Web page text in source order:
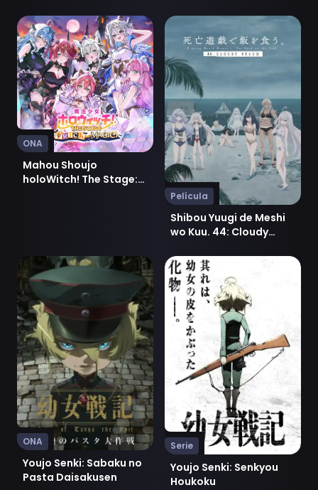
ONA
Mahou Shoujo
holoWitch! The Stage:
Ver Mahou Shoujo holoWitch! The Stage: Trick or
Película
Shibou Yuugi de Meshi
wo Kuu. 44: Cloudy
Ver Shibou Yuugi de Meshi
ONA
Youjo Senki: Sabaku no
Pasta Daisakusen
Ver Youjo Senki: Sabaku no Pasta Daisakusen
Serie
Youjo Senki: Senkyou
Houkoku
Ver Youjo Senki: Senkyou